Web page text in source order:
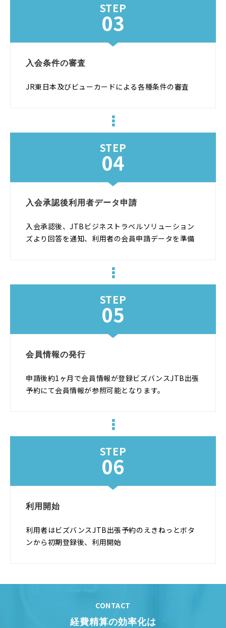
STEP
03
入会条件の審査
JR東日本及びビューカードによる各種条件の審査
STEP
04
入会承認後利用者データ申請
入会承認後、JTBビジネストラベルソリューション
ズより回答を通知、利用者の会員申請データを準備
STEP
05
会員情報の発行
申請後約1ヶ月で会員情報が登録ビズバンスJTB出張
予約にて会員情報が参照可能となります。
STEP
06
利用開始
利用者はビズバンスJTB出張予約のえきねっとボタ
ンから初期登録後、利用開始
CONTACT
経費精算の効率化は